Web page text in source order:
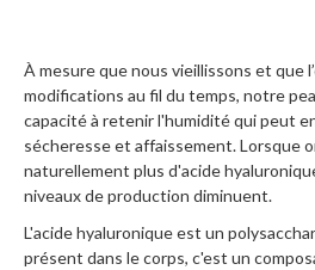
À mesure que nous vieillissons et que
modifications au fil du temps, notre
capacité à retenir l'humidité qui peut
sécheresse et affaissement. Lorsque
naturellement plus d'acide
niveaux de production diminuent.
L'acide hyaluronique est un
présent dans le corps, c'est un